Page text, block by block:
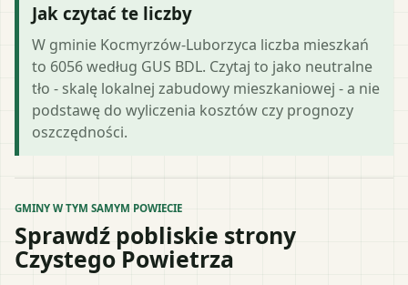
Jak czytać te liczby
W gminie Kocmyrzów-Luborzyca liczba mieszkań
to 6056 według GUS BDL. Czytaj to jako neutralne
tło - skalę lokalnej zabudowy mieszkaniowej - a nie
podstawę do wyliczenia kosztów czy prognozy
oszczędności.
GMINY W TYM SAMYM POWIECIE
Sprawdź pobliskie strony
Czystego Powietrza